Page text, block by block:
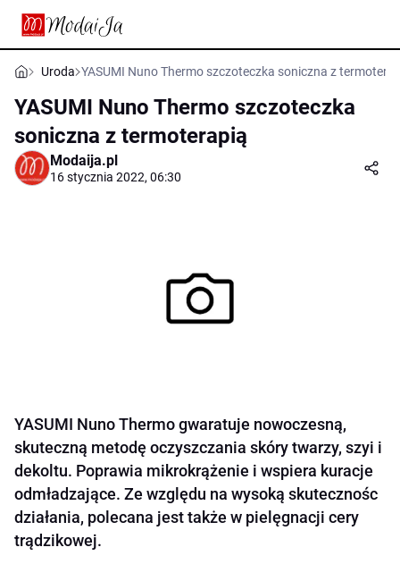
Uroda YASUMI Nuno Thermo szczoteczka soniczna z
YASUMI Nuno Thermo szczoteczka
soniczna z termoterapią
Modaija.pl
16 stycznia 2022, 06:30
YASUMI Nuno Thermo gwaratuje nowoczesną,
skuteczną metodę oczyszczania skóry twarzy, szyi i
dekoltu. Poprawia mikrokrążenie i wspiera kuracje
odmładzające. Ze względu na wysoką skutecznośc
działania, polecana jest także w pielęgnacji cery
trądzikowej.